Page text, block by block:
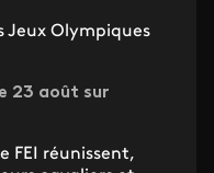
Jeux Olympiques
23 août sur
FEI réunissent,